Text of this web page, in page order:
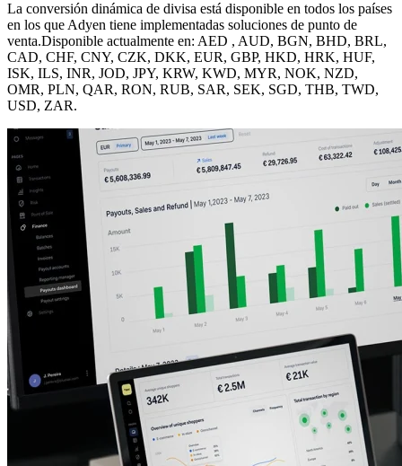
La conversión dinámica de divisa está disponible en todos los países
en los que Adyen tiene implementadas soluciones de punto de
venta.Disponible actualmente en: AED , AUD, BGN, BHD, BRL,
CAD, CHF, CNY, CZK, DKK, EUR, GBP, HKD, HRK, HUF,
ISK, ILS, INR, JOD, JPY, KRW, KWD, MYR, NOK, NZD,
OMR, PLN, QAR, RON, RUB, SAR, SEK, SGD, THB, TWD,
USD, ZAR.